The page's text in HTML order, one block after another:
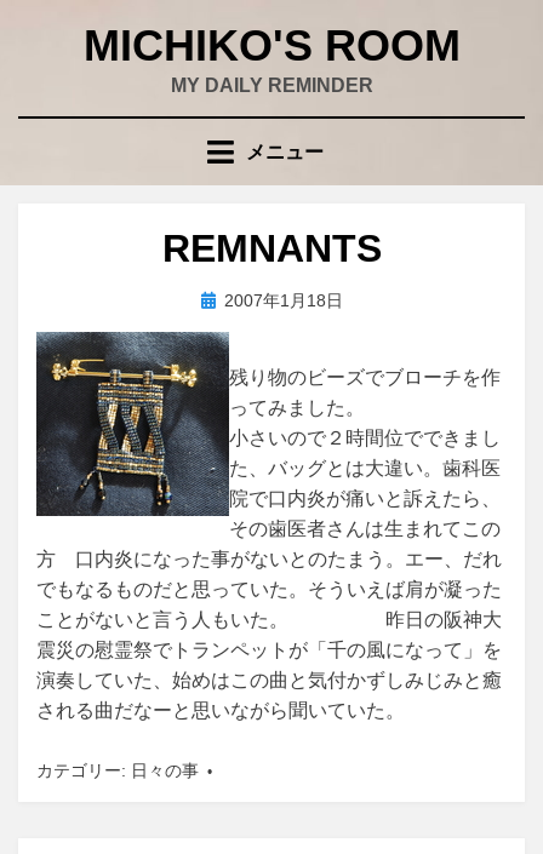
MICHIKO'S ROOM
MY DAILY REMINDER
メニュー
REMNANTS
投稿者wad
投
日:
2007年1月18日
残り物のビーズでブローチを作
ってみました。
小さいので２時間位でできまし
た、バッグとは大違い。歯科医
院で口内炎が痛いと訴えたら、
その歯医者さんは生まれてこの
方 口内炎になった事がないとのたまう。エー、だれ
でもなるものだと思っていた。そういえば肩が凝った
ことがないと言う人もいた。 昨日の阪神大
震災の慰霊祭でトランペットが「千の風になって」を
演奏していた、始めはこの曲と気付かずしみじみと癒
される曲だなーと思いながら聞いていた。
カテゴリー: 日々の事